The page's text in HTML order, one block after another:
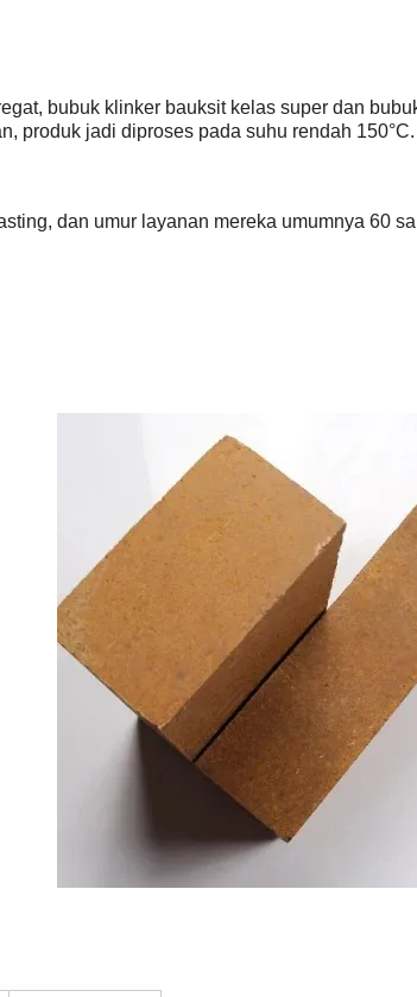
bubuk klinker bauksit kelas super dan
produk jadi diproses pada suhu rendah 150°C.
dan umur layanan mereka umumnya 60